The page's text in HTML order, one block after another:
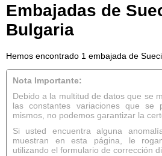
Embajadas de
Bulgaria
Hemos encontrado 1 embajada de
Nota Importante:
Debido a la multitud de datos que se
las constantes variaciones que se
mismos, no podemos garantizar la
Si usted encuentra alguna
muestran en esta página, le
utilizando el formulario de corrección